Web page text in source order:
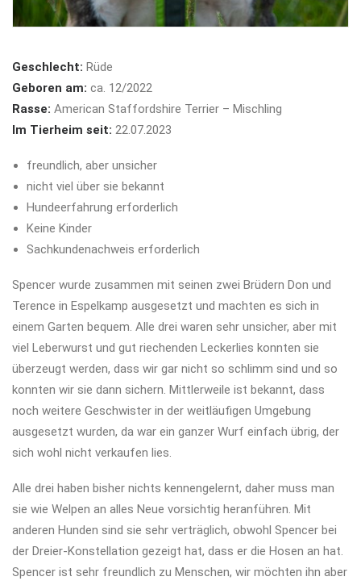
Geschlecht: Rüde
Geboren am: ca. 12/2022
Rasse: American Staffordshire Terrier – Mischling
Im Tierheim seit: 22.07.2023
freundlich, aber unsicher
nicht viel über sie bekannt
Hundeerfahrung erforderlich
Keine Kinder
Sachkundenachweis erforderlich
Spencer wurde zusammen mit seinen zwei Brüdern Don und
Terence in Espelkamp ausgesetzt und machten es sich in
einem Garten bequem. Alle drei waren sehr unsicher, aber mit
viel Leberwurst und gut riechenden Leckerlies konnten sie
überzeugt werden, dass wir gar nicht so schlimm sind und so
konnten wir sie dann sichern. Mittlerweile ist bekannt, dass
noch weitere Geschwister in der weitläufigen Umgebung
ausgesetzt wurden, da war ein ganzer Wurf einfach übrig, der
sich wohl nicht verkaufen lies.
Alle drei haben bisher nichts kennengelernt, daher muss man
sie wie Welpen an alles Neue vorsichtig heranführen. Mit
anderen Hunden sind sie sehr verträglich, obwohl Spencer bei
der Dreier-Konstellation gezeigt hat, dass er die Hosen an hat.
Spencer ist sehr freundlich zu Menschen, wir möchten ihn aber